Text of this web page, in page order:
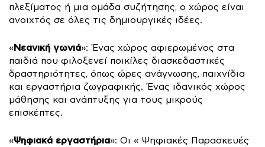
πλεξίματος ή μια ομάδα συζήτησης, ο χώρος είναι
ανοιχτός σε όλες τις δημιουργικές ιδέες.
«Νεανική γωνιά»: Ένας χώρος αφιερωμένος στα
παιδιά που φιλοξενεί ποικίλες διασκεδαστικές
δραστηριότητες, όπως ώρες ανάγνωσης, παιχνίδια
και εργαστήρια ζωγραφικής. Ένας ιδανικός χώρος
μάθησης και ανάπτυξης για τους μικρούς
επισκέπτες.
«Ψηφιακά εργαστήρια»: Οι « Ψηφιακές Παρασκευές